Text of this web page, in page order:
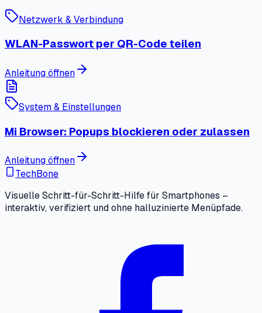
Netzwerk & Verbindung
WLAN-Passwort per QR-Code teilen
Anleitung öffnen
System & Einstellungen
Mi Browser: Popups blockieren oder zulassen
Anleitung öffnen
TechBone
Visuelle Schritt-für-Schritt-Hilfe für Smartphones –
interaktiv, verifiziert und ohne halluzinierte Menüpfade.